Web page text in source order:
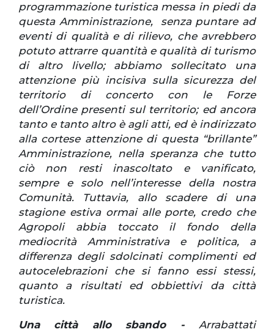
programmazione turistica messa in piedi da
questa Amministrazione, senza puntare ad
eventi di qualità e di rilievo, che avrebbero
potuto attrarre quantità e qualità di turismo
di altro livello; abbiamo sollecitato una
attenzione più incisiva sulla sicurezza del
territorio di concerto con le Forze
dell’Ordine presenti sul territorio; ed ancora
tanto e tanto altro è agli atti, ed è indirizzato
alla cortese attenzione di questa “brillante”
Amministrazione, nella speranza che tutto
ciò non resti inascoltato e vanificato,
sempre e solo nell’interesse della nostra
Comunità. Tuttavia, allo scadere di una
stagione estiva ormai alle porte, credo che
Agropoli abbia toccato il fondo della
mediocrità Amministrativa e politica, a
differenza degli sdolcinati complimenti ed
autocelebrazioni che si fanno essi stessi,
quanto a risultati ed obbiettivi da città
turistica.
Una città allo sbando -Arrabattati